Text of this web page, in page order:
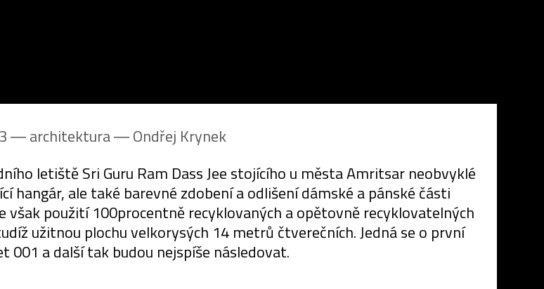
― architektura ―Ondřej Krynek
letiště Sri Guru Ram Dass Jee stojícího u města Amritsar neobvyklé
hangár, ale také barevné zdobení a odlišení dámské a pánské části
použití 100procentně recyklovaných a opětovně recyklovatelných
užitnou plochu velkorysých 14 metrů čtverečních. Jedná se o první
001 a další tak budou nejspíše následovat.